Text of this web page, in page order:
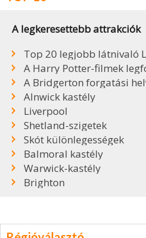
A legkeresettebb attrakciók
Top 20 legjobb látnivaló
A Harry Potter-filmek
A Bridgerton forgatási
Alnwick kastély
Liverpool
Shetland-szigetek
Skót különlegességek
Balmoral kastély
Warwick-kastély
Brighton